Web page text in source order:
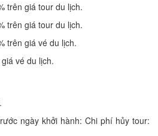
trên giá tour du lịch.
trên giá tour du lịch.
trên giá vé du lịch.
vé du lịch.
ngày khởi hành: Chi phí hủy tour: